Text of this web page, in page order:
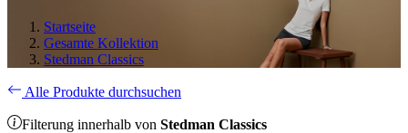
Startseite
Gesamte Kollektion
Stedman Classics
Alle Produkte durchsuchen
Filterung innerhalb von Stedman Classics